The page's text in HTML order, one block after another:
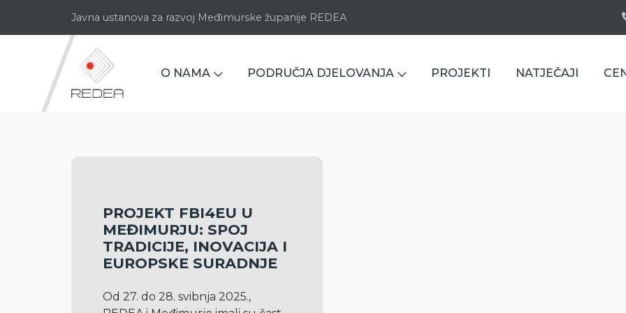
Javna ustanova za razvoj Međimurske županije REDEA
O NAMA PODRUČJA DJELOVANJA PROJEKTI NATJEČAJI
PROJEKT FBI4EU U
MEĐIMURJU: SPOJ
TRADICIJE, INOVACIJA I
EUROPSKE SURADNJE
Od 27. do 28. svibnja 2025.,